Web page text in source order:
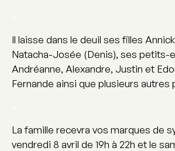
Il laisse dans le deuil ses filles
Natacha-Josée (Denis), ses petits-
Andréanne, Alexandre, Justin et
Fernande ainsi que plusieurs autres
La famille recevra vos marques de
vendredi 8 avril de 19h à 22h et le